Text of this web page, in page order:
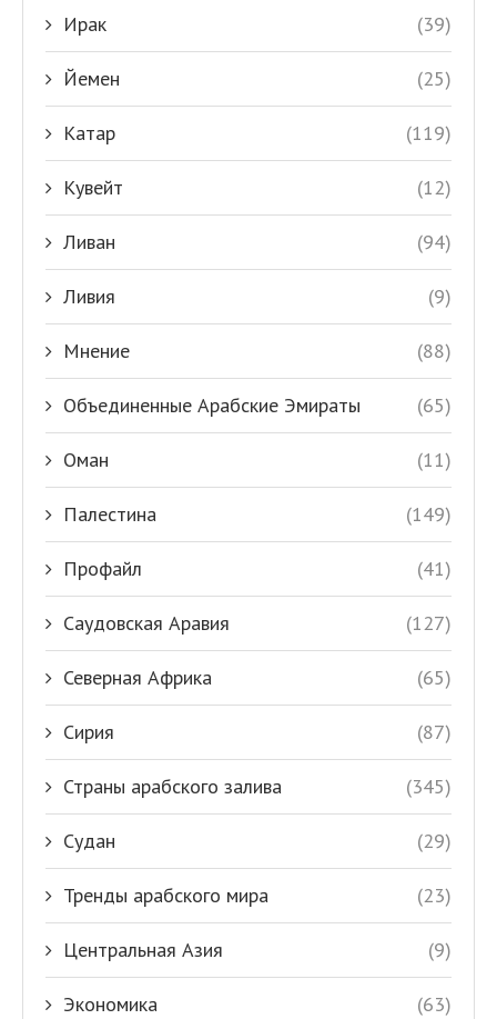
Ирак (39)
Йемен (25)
Катар (119)
Кувейт (12)
Ливан (94)
Ливия (9)
Мнение (88)
Объединенные Арабские Эмираты (65)
Оман (11)
Палестина (149)
Профайл (41)
Саудовская Аравия (127)
Северная Африка (65)
Сирия (87)
Страны арабского залива (345)
Судан (29)
Тренды арабского мира (23)
Центральная Азия (9)
Экономика (63)